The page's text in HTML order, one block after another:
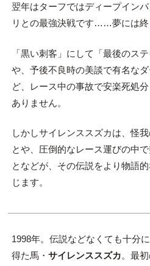
翌年はターフではディープイン
リとの最強決戦です……夢には終
「黒い刺客」にして「最後のステ
や、予後不良時の美談で有名なダ
ど、レース中の事故で安楽死処
ありません。
しかしサイレンススズカは、怪
とや、圧倒的なレース運びの中
となどが、その伝説をより物語
じます。
1998年。伝説などなくても十分
得た馬・ サイレンススズカ。最